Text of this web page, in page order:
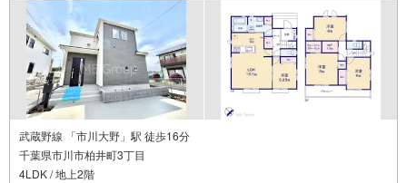
武蔵野線 「市川大野」駅 徒歩16分
千葉県市川市柏井町3丁目
4LDK / 地上2階